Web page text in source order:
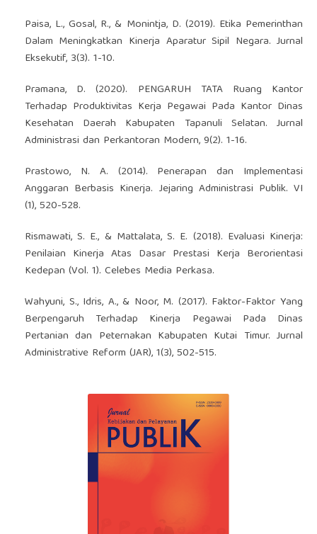
Paisa, L., Gosal, R., & Monintja, D. (2019). Etika Pemerinthan
Dalam Meningkatkan Kinerja Aparatur Sipil Negara. Jurnal
Eksekutif, 3(3). 1-10.
Pramana, D. (2020). PENGARUH TATA Ruang Kantor
Terhadap Produktivitas Kerja Pegawai Pada Kantor Dinas
Kesehatan Daerah Kabupaten Tapanuli Selatan. Jurnal
Administrasi dan Perkantoran Modern, 9(2). 1-16.
Prastowo, N. A. (2014). Penerapan dan Implementasi
Anggaran Berbasis Kinerja. Jejaring Administrasi Publik. VI
(1), 520-528.
Rismawati, S. E., & Mattalata, S. E. (2018). Evaluasi Kinerja:
Penilaian Kinerja Atas Dasar Prestasi Kerja Berorientasi
Kedepan (Vol. 1). Celebes Media Perkasa.
Wahyuni, S., Idris, A., & Noor, M. (2017). Faktor-Faktor Yang
Berpengaruh Terhadap Kinerja Pegawai Pada Dinas
Pertanian dan Peternakan Kabupaten Kutai Timur. Jurnal
Administrative Reform (JAR), 1(3), 502-515.